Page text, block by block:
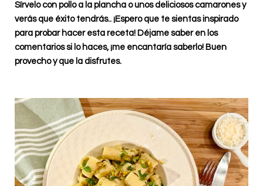
Sírvelo con pollo a la plancha o unos deliciosos camarones y
verás que éxito tendrás.. ¡Espero que te sientas inspirado
para probar hacer esta receta! Déjame saber en los
comentarios si lo haces, ¡me encantaría saberlo! Buen
provecho y que la disfrutes.